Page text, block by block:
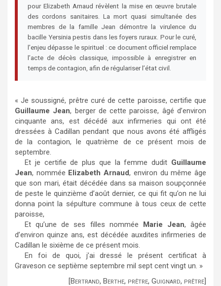
pour Elizabeth Arnaud révèlent la mise en œuvre brutale
des cordons sanitaires. La mort quasi simultanée des
membres de la famille Jean démontre la virulence du
bacille Yersinia pestis dans les foyers ruraux. Pour le curé,
l’enjeu dépasse le spirituel : ce document officiel remplace
l’acte de décès classique, impossible à enregistrer en
temps de contagion, afin de régulariser l’état civil.
« Je soussigné, prêtre curé de cette paroisse, certifie que
Guillaume Jean, berger de cette paroisse, âgé d’environ
cinquante ans, est décédé aux infirmeries qui ont été
dressées à Cadillan pendant que nous avons été affligés
de la contagion, le quatrième de ce présent mois de
septembre.
Et je certifie de plus que la femme dudit Guillaume
Jean, nommée Elizabeth Arnaud, environ du même âge
que son mari, était décédée dans sa maison soupçonnée
de peste le quinzième d’août dernier, ce qui fit qu’on ne lui
donna point la sépulture commune à tous ceux de cette
paroisse,
Et qu’une de ses filles nommée Marie Jean, âgée
d’environ quinze ans, est décédée auxdites infirmeries de
Cadillan le sixième de ce présent mois.
En foi de quoi, j’ai dressé le présent certificat à
Graveson ce septième septembre mil sept cent vingt un. »
[Bertrand, Berthe, prêtre, Guignard, prêtre]